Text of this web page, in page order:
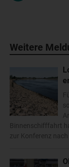
Weitere
Binnenschifffahrt
zur Konferenz